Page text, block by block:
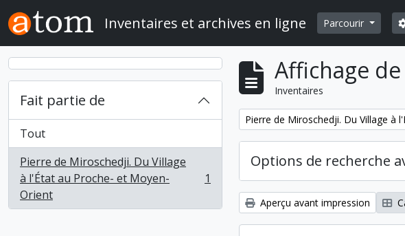
Skip to main content
Inventaires et archives en ligne Parcourir
Fait partie de
Tout
Pierre de Miroschedji. Du Village
à l'État au Proche- et Moyen-
Orient
, 1 résultats 1
Affichage
Inventaires
Remove filter:
Pierre de Miroschedji. Du Village à
Options de recherche
Aperçu avant impression